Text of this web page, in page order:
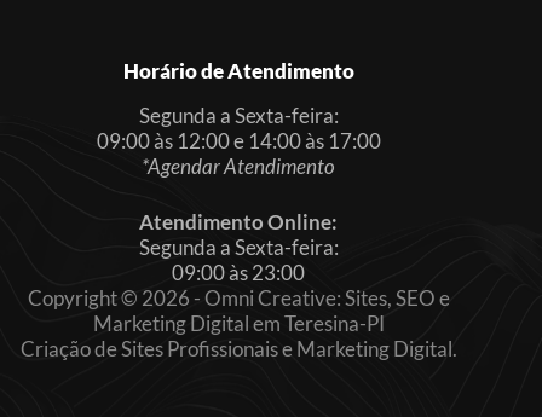
Horário de Atendimento
Segunda a Sexta-feira:
09:00 às 12:00 e 14:00 às 17:00
*Agendar Atendimento
Atendimento Online:
Segunda a Sexta-feira:
09:00 às 23:00
Copyright © 2026 - Omni Creative: Sites, SEO e
Marketing Digital em Teresina-PI
Criação de Sites Profissionais e Marketing Digital.